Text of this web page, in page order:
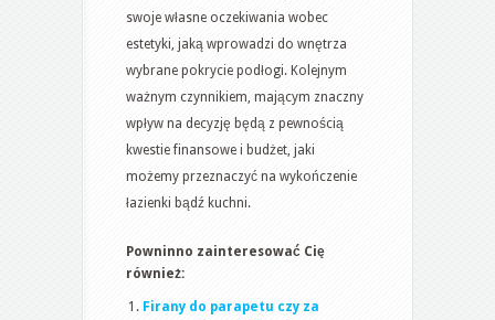
swoje własne oczekiwania wobec
estetyki, jaką wprowadzi do wnętrza
wybrane pokrycie podłogi. Kolejnym
ważnym czynnikiem, mającym znaczny
wpływ na decyzję będą z pewnością
kwestie finansowe i budżet, jaki
możemy przeznaczyć na wykończenie
łazienki bądź kuchni.
Powninno zainteresować Cię
również:
Firany do parapetu czy za